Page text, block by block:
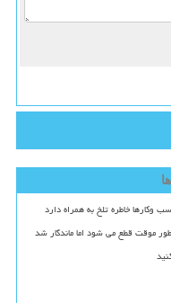
وکارها خاطره تلخ به همراه دارد